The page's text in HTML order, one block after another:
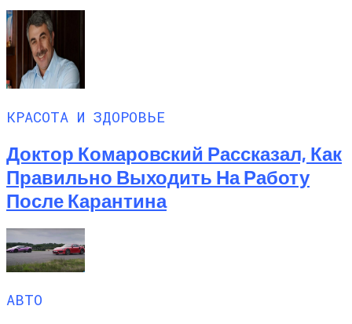
КРАСОТА И ЗДОРОВЬЕ
Доктор Комаровский Рассказал, Как
Правильно Выходить На Работу
После Карантина
АВТО